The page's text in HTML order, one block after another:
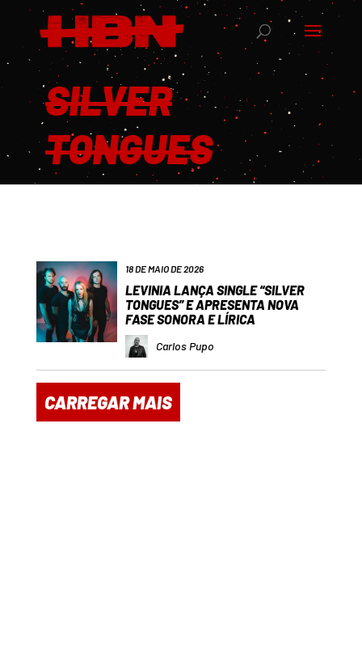
SILVER
TONGUES
18 DE MAIO DE 2026
LEVINIA LANÇA SINGLE “SILVER
TONGUES” E APRESENTA NOVA
FASE SONORA E LÍRICA
Carlos Pupo
CARREGAR MAIS